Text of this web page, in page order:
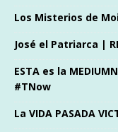
Los Misterios de
José el Patriarca |
ESTA es la
#TNow
La VIDA PASADA